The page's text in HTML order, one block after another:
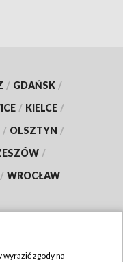
/ GDAŃSK /
/ KIELCE /
/ OLSZTYN /
/
/ WROCŁAW
zgody na